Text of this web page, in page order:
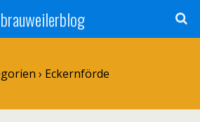
brauweilerblog
› Eckernförde